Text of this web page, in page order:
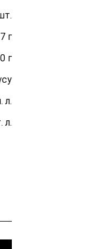
7 г
г
л.
л.